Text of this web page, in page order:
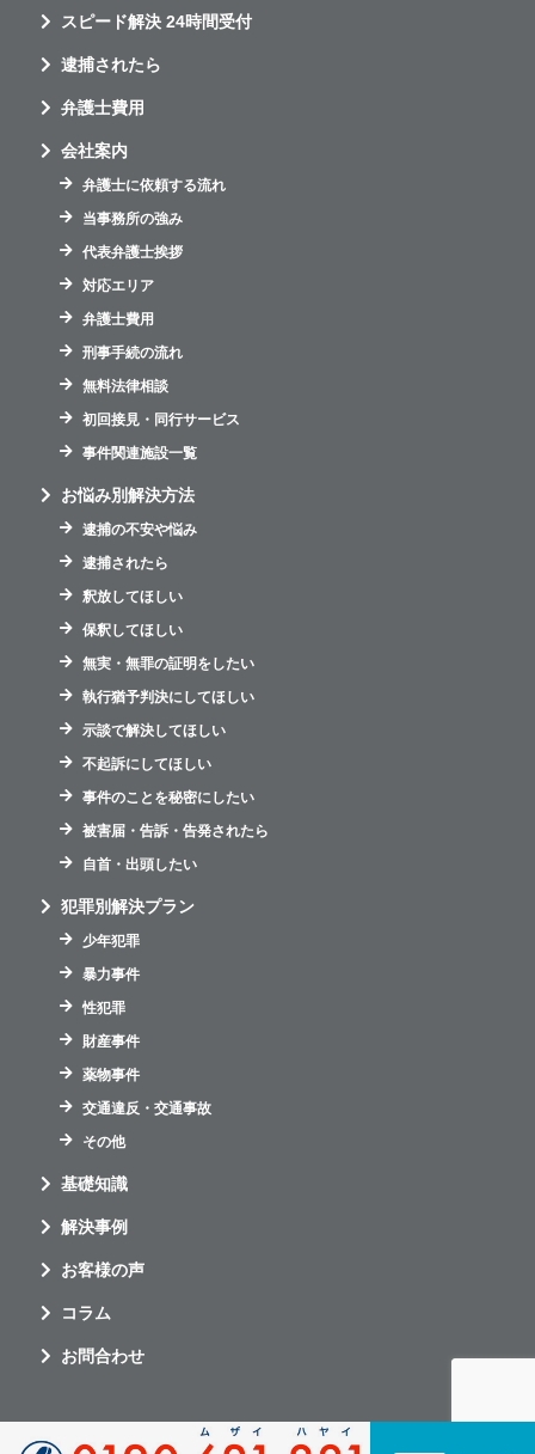
スピード解決 24時間受付
逮捕されたら
弁護士費用
会社案内
弁護士に依頼する流れ
当事務所の強み
代表弁護士挨拶
対応エリア
弁護士費用
刑事手続の流れ
無料法律相談
初回接見・同行サービス
事件関連施設一覧
お悩み別解決方法
逮捕の不安や悩み
逮捕されたら
釈放してほしい
保釈してほしい
無実・無罪の証明をしたい
執行猶予判決にしてほしい
示談で解決してほしい
不起訴にしてほしい
事件のことを秘密にしたい
被害届・告訴・告発されたら
自首・出頭したい
犯罪別解決プラン
少年犯罪
暴力事件
性犯罪
財産事件
薬物事件
交通違反・交通事故
その他
基礎知識
解決事例
お客様の声
コラム
お問合わせ